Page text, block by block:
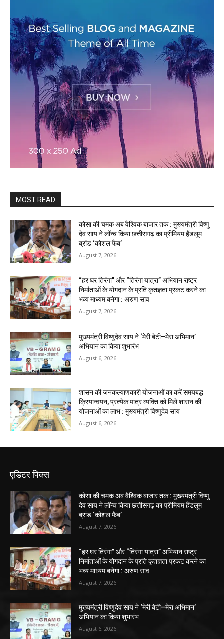
MOST READ
कोसा की चमक अब वैश्विक बाजार तक : मुख्यमंत्री विष्णु
देव साय ने लॉन्च किया छत्तीसगढ़ का प्रीमियम हैंडलूम
ब्रांड ‘कोशल फैब’
August 7, 2026
“हर घर तिरंगा” और “तिरंगा यात्रा” अभियान राष्ट्र
निर्माताओं के योगदान के प्रति कृतज्ञता प्रकट करने का
भव्य माध्यम बनेगा : अरुण साव
August 7, 2026
मुख्यमंत्री विष्णुदेव साय ने ‘मेरी बेटी–मेरा अभिमान’
अभियान का किया शुभारंभ
August 6, 2026
शासन की जनकल्याणकारी योजनाओं का करें समयबद्ध
क्रियान्वयन, प्रत्येक पात्र व्यक्ति को मिले शासन की
योजनाओं का लाभ : मुख्यमंत्री विष्णुदेव साय
August 6, 2026
एडिटर पिक्स
कोसा की चमक अब वैश्विक बाजार तक : मुख्यमंत्री विष्णु
देव साय ने लॉन्च किया छत्तीसगढ़ का प्रीमियम हैंडलूम
ब्रांड ‘कोशल फैब’
August 7, 2026
“हर घर तिरंगा” और “तिरंगा यात्रा” अभियान राष्ट्र
निर्माताओं के योगदान के प्रति कृतज्ञता प्रकट करने का
भव्य माध्यम बनेगा : अरुण साव
August 7, 2026
मुख्यमंत्री विष्णुदेव साय ने ‘मेरी बेटी–मेरा अभिमान’
अभियान का किया शुभारंभ
August 6, 2026